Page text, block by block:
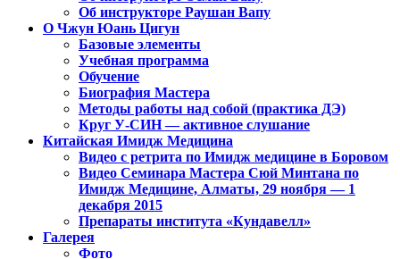
Петропавловск, Экибастуз, Бишкек…
Об инструкторе Раушан Вапу
О Чжун Юань Цигун
Базовые элементы
Учебная программа
Обучение
Биография Мастера
Методы работы над собой (практика ДЭ)
Круг У-СИН — активное слушание
Китайская Имидж Медицина
Видео с ретрита по Имидж медицине в Боровом
Видео Семинара Мастера Сюй Минтана по
Имидж Медицине, Алматы, 29 ноября — 1
декабря 2015
Препараты института «Кундавелл»
Галерея
Фото